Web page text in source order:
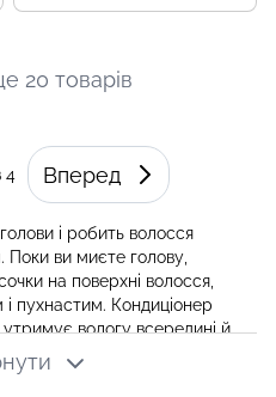
20 товарів
4 Вперед
і робить волосся
Поки ви миєте голову,
на поверхні волосся,
пухнастим. Кондиціонер
вологу всередині й